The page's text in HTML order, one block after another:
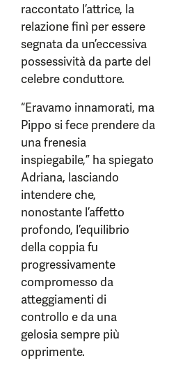
raccontato l’attrice, la
relazione finì per essere
segnata da un’eccessiva
possessività da parte del
celebre conduttore.
“Eravamo innamorati, ma
Pippo si fece prendere da
una frenesia
inspiegabile,” ha spiegato
Adriana, lasciando
intendere che,
nonostante l’affetto
profondo, l’equilibrio
della coppia fu
progressivamente
compromesso da
atteggiamenti di
controllo e da una
gelosia sempre più
opprimente.